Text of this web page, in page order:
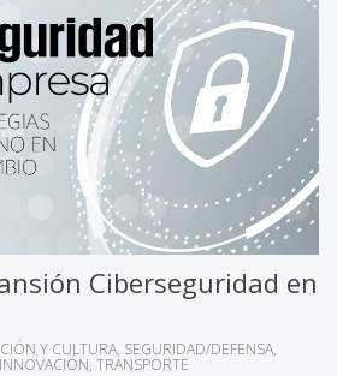
Ciberseguridad en
Y CULTURA SEGURIDAD/DEFENSA
TRANSPORTE